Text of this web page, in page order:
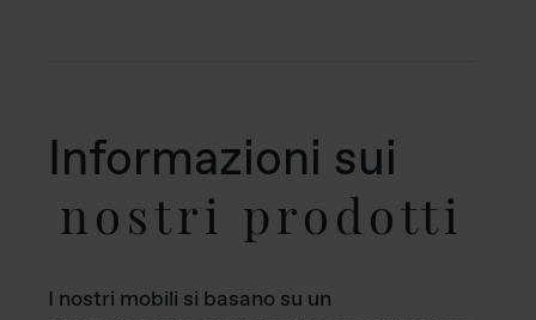
Informazioni sui
nostri prodotti
I nostri mobili si basano su un